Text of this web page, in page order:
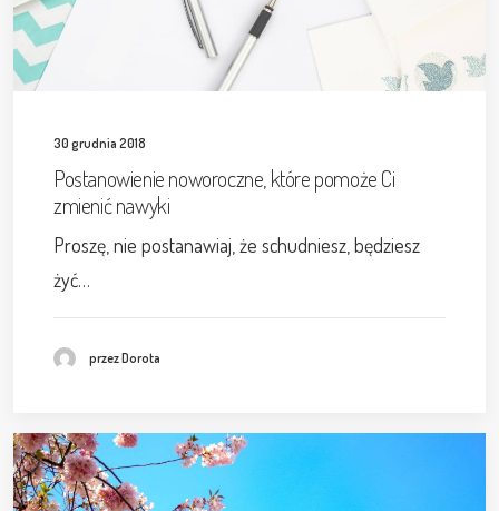
30 grudnia 2018
Postanowienie noworoczne, które pomoże Ci
zmienić nawyki
Proszę, nie postanawiaj, że schudniesz, będziesz
żyć…
przez Dorota